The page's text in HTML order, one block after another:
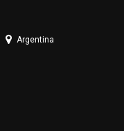
Argentina